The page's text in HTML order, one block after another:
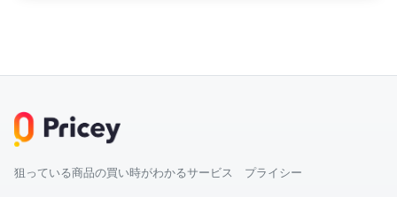
狙っている商品の買い時がわかるサービス プライシー